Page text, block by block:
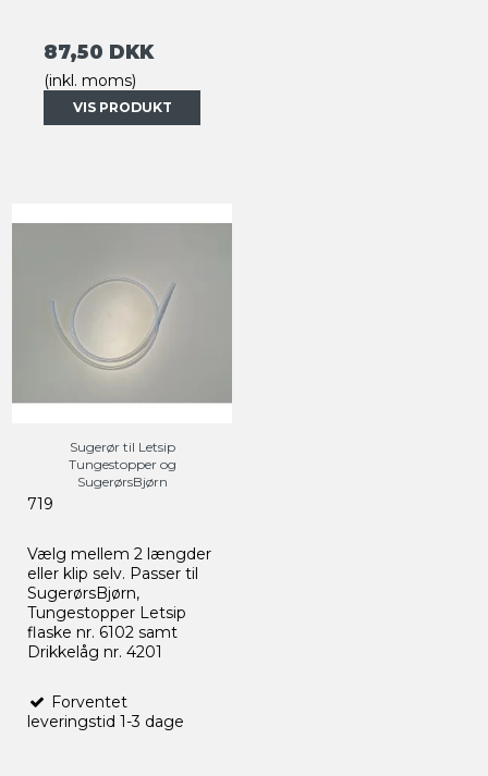
87,50 DKK
(inkl. moms)
VIS PRODUKT
Sugerør til Letsip
Tungestopper og
SugerørsBjørn
719
Vælg mellem 2 længder
eller klip selv. Passer til
SugerørsBjørn,
Tungestopper Letsip
flaske nr. 6102 samt
Drikkelåg nr. 4201
Forventet
leveringstid 1-3 dage